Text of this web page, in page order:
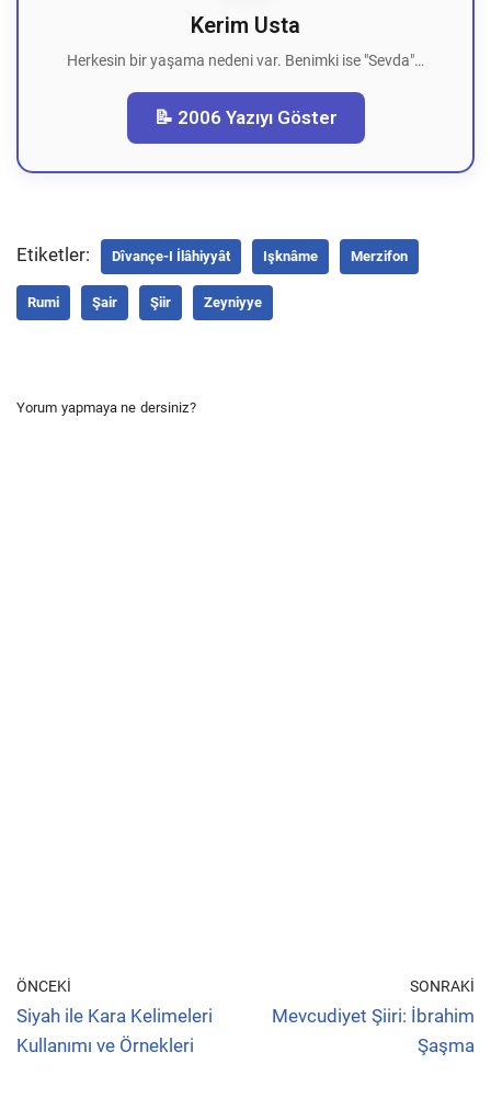
Kerim Usta
Herkesin bir yaşama nedeni var. Benimki ise "Sevda"…
📝 2006 Yazıyı Göster
Etiketler: Dîvançe-I İlâhiyyât Işknâme Merzifon
Rumi Şair Şiir Zeyniyye
Yorum yapmaya ne dersiniz?
ÖNCEKI
Siyah ile Kara Kelimeleri
Kullanımı ve Örnekleri
SONRAKI
Mevcudiyet Şiiri: İbrahim
Şaşma